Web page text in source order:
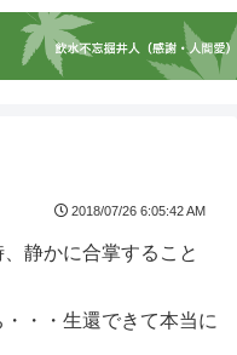
2018/07/26 6:05:42 AM
静かに合掌すること
・・生還できて本当に